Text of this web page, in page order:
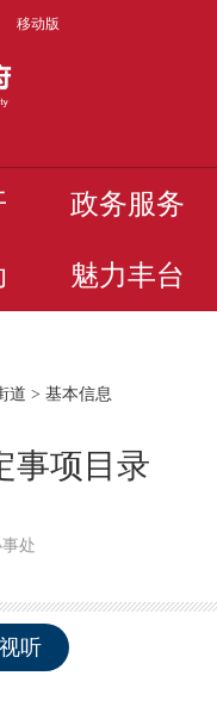
移动版
政务服务
魅力丰台
道 > 基本信息
事项目录
处
视听